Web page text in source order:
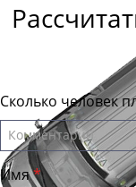
Сколько человек
Имя